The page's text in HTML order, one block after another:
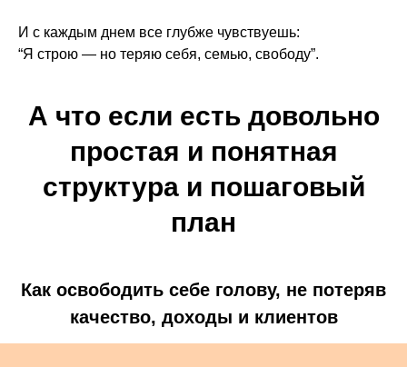
И с каждым днем все глубже чувствуешь:
“Я строю — но теряю себя, семью, свободу”.
А что если есть довольно
простая и понятная
структура и пошаговый
план
Как освободить себе голову, не потеряв
качество, доходы и клиентов